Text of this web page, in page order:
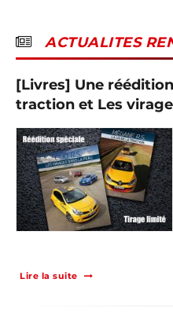
ACTUALITES
[Livres] Une
traction et Les
Lire la suite